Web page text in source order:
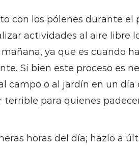
con los pólenes durante el
actividades al aire libre
ya que es cuando
Si bien este proceso es
campo o al jardín en un día
para quienes
horas del día; hazlo a